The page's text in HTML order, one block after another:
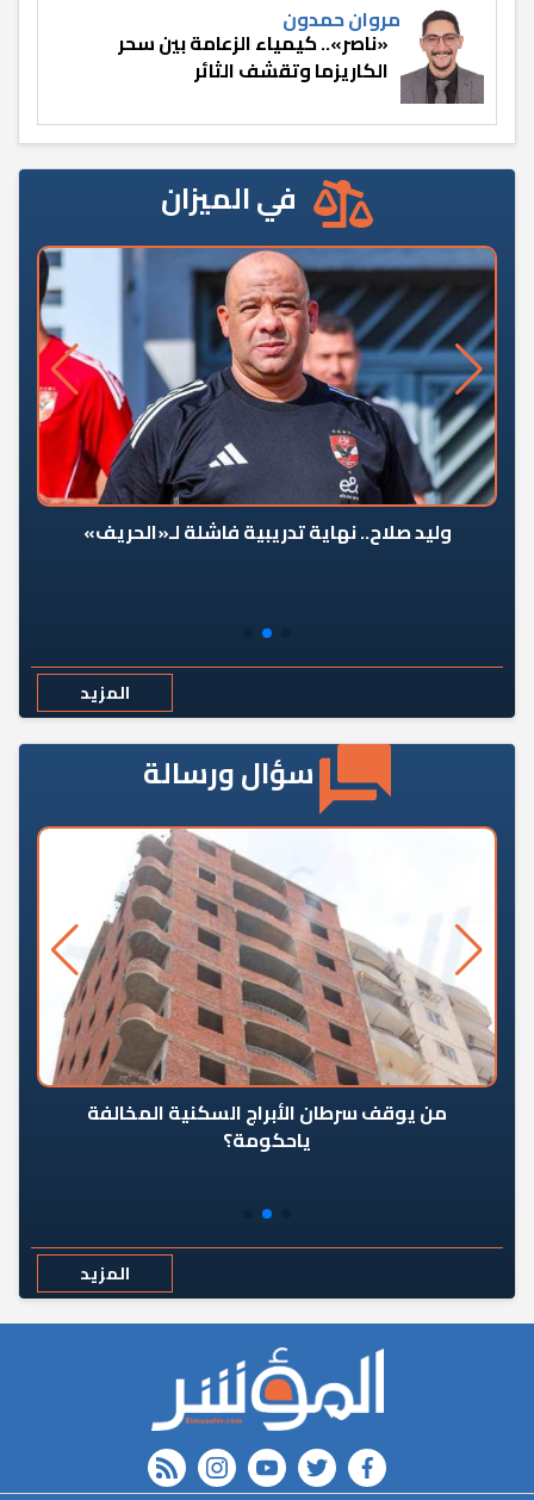
مروان حمدون
«ناصر».. كيمياء الزعامة بين سحر
الكاريزما وتقشف الثائر
في الميزان
وليد صلاح.. نهاية تدريبية فاشلة لـ«الحريف»
المزيد
سؤال ورسالة
من يوقف سرطان الأبراج السكنية المخالفة
ياحكومة؟
المزيد
FACEBOOK
twitter
youtube
instagram
rss feed